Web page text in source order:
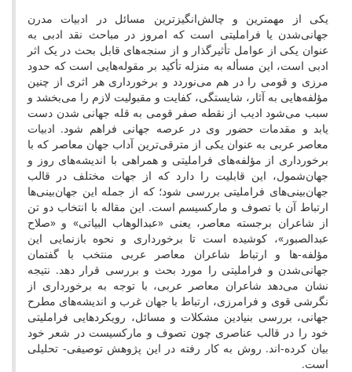
یکی از مهمترین و چالش‌انگیزترین مسائل در ادبیات مدرن
جهانی‌شدن یا فراملیتی است که امروز در مباحث نقد ادبی به
عنوان یکی از عوامل تأثیرگذار و از سنجه‌های قابل بحث در یک اثر
ادبی است، این مسأله به منزله تأکید بر مقوله‌هایی است که حدود
مرزی و قومی را در هم می‌نوردد و برخورداری هر اثری از چنین
مؤلفه‌هایی به آثار، شایستگی، کفایت و مقبولیت لازم را می‌بخشد و
سبب می‌شود ادیب از نقطه صفر قومی به قله جهانی شدن دست
یابد و مقدمات حضور وی در عرصه جهانی فراهم شود. ادبیات
معاصر عربی به عنوان یکی از مترقی‌ترین آداب جهان معاصر که با
برخورداری از مؤلفه‌های فراملیتی و همراهی با اندیشه‌های روز و
جهان‌شمول، این قابلیت را دارد که از جهات مختلف در قالب
جهان‌بینی‌های فراملیتی بررسی شود؛ که از جمله این جهان‌بینی‌ها
ارتباط آن با تصوف و مارکسیسم است. این مقاله با انتخاب دو تن
از شاعران برجسته معاصر، یعنی «عبدالوهاب البیاتی» و «صلاح
عبدالصبور»، کوشیده است تا برخورداری و نحوه بازنمایی این
مؤلفه-ها و ارتباط شاعران معاصر عربی منتخب با گفتمان
جهانی‌شدن و فراملیتی را مورد بحث و بررسی قرار دهد. نتیجه
نشان می‌دهد شاعران معاصر عربی، با توجه به برخورداری از
نگرشی قوی و فرامرزی، ارتباط با جهان غرب و اندیشه‌های مطرح
جهانی، بررسی بنیادین مشکلات و مسائل، رویکردهایی فراملیتی
خود را در قالب عناصری چون تصوف و مارکسیست در شعر خود
بیان کرده-اند. روش به کار رفته در این پژوهش توصیفی- تحلیلی
است.